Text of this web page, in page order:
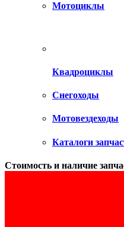
Мотоциклы
Квадроциклы
Снегоходы
Мотовездеходы
Каталоги
Стоимость и наличие